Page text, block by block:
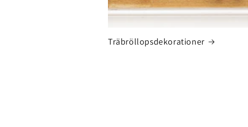
Träbröllopsdekorationer